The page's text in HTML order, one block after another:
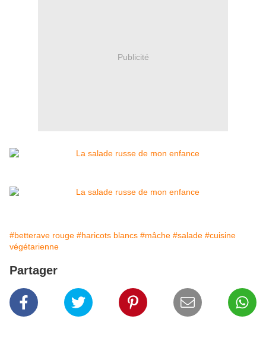
Publicité
#betterave rouge #haricots blancs #mâche #salade #cuisine
végétarienne
Partager